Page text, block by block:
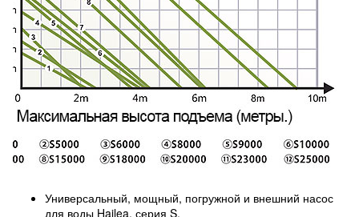
Универсальный, мощный, погружной и внешний насос
для воды Hailea, серия S.